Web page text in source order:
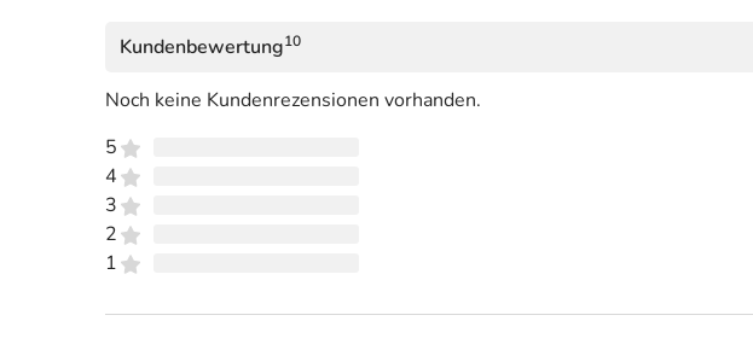
Kundenbewertung10
Noch keine Kundenrezensionen vorhanden.
5
4
3
2
1